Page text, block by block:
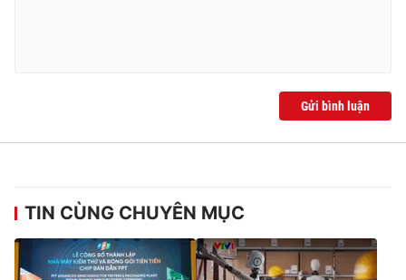
thuận bằng văn bản. Ghi rõ nguồn VTV.vn khi phát hành lại
thông tin từ website này.
Gửi bình luận
TIN CÙNG CHUYÊN MỤC